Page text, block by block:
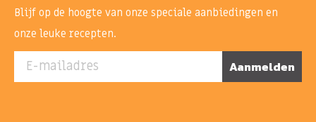
Blijf op de hoogte van onze speciale aanbiedingen en
onze leuke recepten.
E-mailadres Aanmelden